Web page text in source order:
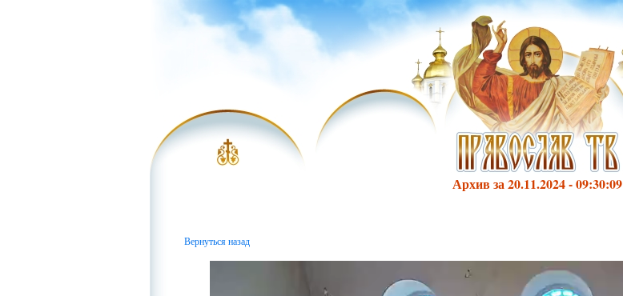
Архив за 20.11.2024 - 09:30:09
Вернуться назад